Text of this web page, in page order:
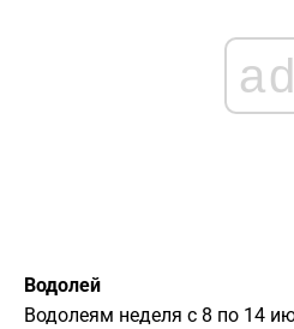
ad
Водолей
Водолеям неделя с 8 по 14